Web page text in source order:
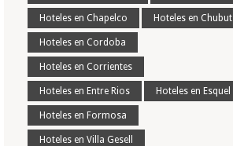
Hoteles en Chapelco Hoteles en Chubut
Hoteles en Cordoba
Hoteles en Corrientes
Hoteles en Entre Rios Hoteles en Esquel
Hoteles en Formosa
Hoteles en Villa Gesell